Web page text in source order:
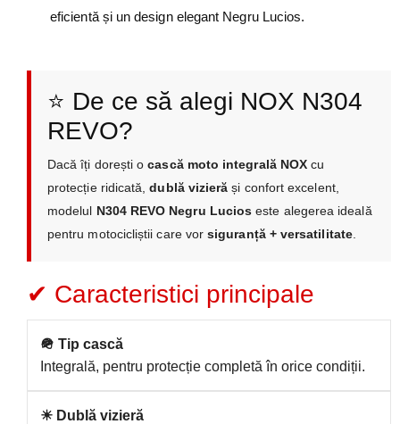
eficientă și un design elegant Negru Lucios.
⭐ De ce să alegi NOX N304
REVO?
Dacă îți dorești ocască moto integrală NOX cu
protecție ridicată,dublă vizieră și confort excelent,
modelul N304 REVO Negru Lucios este alegerea ideală
pentru motocicliștii care vorsiguranță + versatilitate.
✔ Caracteristici principale
🪖 Tip cască
Integrală, pentru protecție completă în orice condiții.
☀ Dublă vizieră